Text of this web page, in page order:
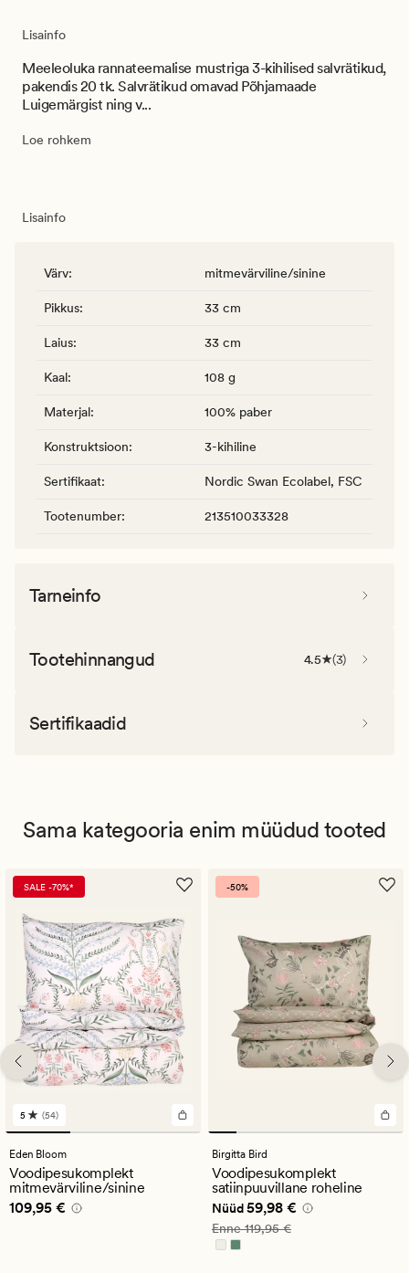
Lisainfo
Meeleoluka rannateemalise mustriga 3-kihilised salvrätikud,
pakendis 20 tk. Salvrätikud omavad Põhjamaade
Luigemärgist ning v...
Loe rohkem
Lisainfo
Värv: mitmevärviline/sinine
Pikkus: 33 cm
Laius: 33 cm
Kaal: 108 g
Materjal: 100% paber
Konstruktsioon: 3-kihiline
Sertifikaat: Nordic Swan Ecolabel, FSC
Tootenumber: 213510033328
Tarneinfo
Tootehinnangud 4.5 (3)
Sertifikaadid
Sama kategooria enim müüdud tooted
SALE -70%*
54
arvustust
keskmise
hinnanguga
5
5 (54)
Eden Bloom
Voodipesukomplekt
mitmevärviline/sinine
Pris_ee 109,95 €
109,95 €
-50%
Birgitta Bird
Voodipesukomplekt
satiinpuuvillane roheline
Nåværende pris_ee
Nüüd59,98 €
Vanlig pris_ee
Enne119,95 €